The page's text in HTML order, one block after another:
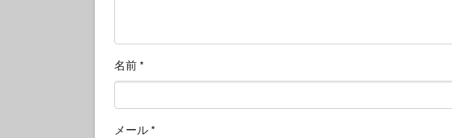
名前 *
メール *